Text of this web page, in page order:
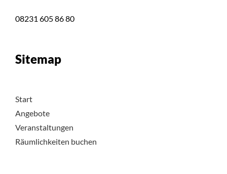
08231 605 86 80
Sitemap
Start
Angebote
Veranstaltungen
Räumlichkeiten buchen